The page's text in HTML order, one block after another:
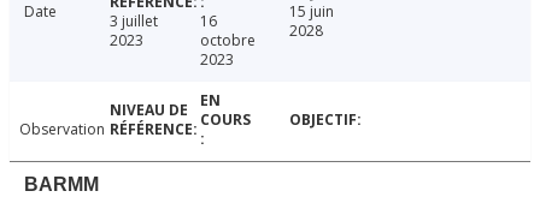
Date
3 juillet
2023
16
octobre
2023
15 juin
2028
Observation
BARMM